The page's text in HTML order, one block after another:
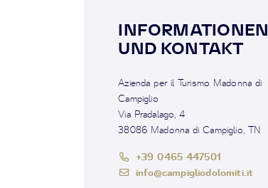
INFORMATIONEN
UND KONTAKT
Azienda per il Turismo Madonna di
Campiglio
Via Pradalago, 4
38086 Madonna di Campiglio, TN
+39 0465 447501
info@campigliodolomiti.it